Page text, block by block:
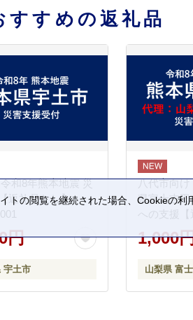
すすめの返礼品
和8年熊本地震 災
返礼品なし】
円
宇土市
八代市向
県富士吉
への支援
1,000
山梨県 富
の閲覧を継続された場合、Cookieの利